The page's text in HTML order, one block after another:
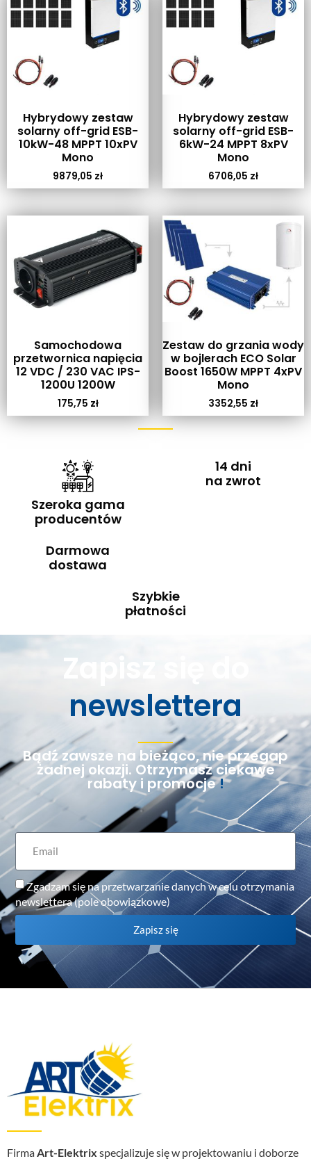
Hybrydowy zestaw
solarny off-grid ESB-
10kW-48 MPPT 10xPV
Mono
9879,05 zł
Hybrydowy zestaw
solarny off-grid ESB-
6kW-24 MPPT 8xPV
Mono
6706,05 zł
Samochodowa
przetwornica napięcia
12 VDC / 230 VAC IPS-
1200U 1200W
175,75 zł
Zestaw do grzania wody
w bojlerach ECO Solar
Boost 1650W MPPT 4xPV
Mono
3352,55 zł
Szeroka gama
producentów
14 dni
na zwrot
Darmowa
dostawa
Szybkie
płatności
Zapisz się do
newslettera
Bądź zawsze na bieżąco, nie przegap
żadnej okazji. Otrzymasz ciekawe
rabaty i promocje!
Zgadzam się na przetwarzanie danych w celu otrzymania
newslettera (pole obowiązkowe)
Zapisz się
FirmaArt-Elektrix specjalizuje się w projektowaniu i doborze